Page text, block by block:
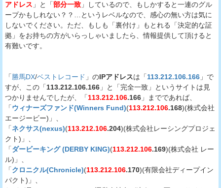
アドレス 」と「部分一致 」しているので、もしかすると一連のグル
ープかもしれない？？…というレベルなので、感心の無い方は気に
しないでください。ただ、もしも「裏付け」もとれる「決定的な証
拠」をお持ちの方がいらっしゃいましたら、情報提供して頂けると
有難いです。
「 勝馬DX/ベストレコード 」のIPアドレスは「113.212.106.166 」で
すが、この「113.212.106.166 」と「完全一致」というサイトは見
つかりませんでしたが、「113.212.106.166 」までであれば、
「ウィナーズファンド(Winners Fund)(113.212.106.168)(株式会社
エージービー)」、
「ネクサス(nexus)(113.212.106.204)(株式会社レーシングプロジェ
クト)」、
「ダービーキング (DERBY KING)(113.212.106.169)(株式会社 レー
ル)」、
「クロニクル(Chronicle)(113.212.106.170)(有限会社ディープイン
パクト)」、